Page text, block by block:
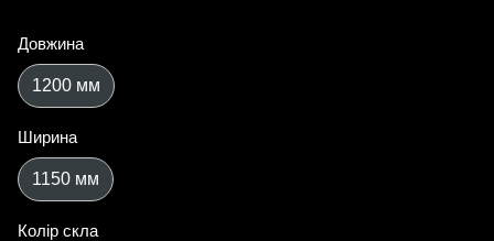
Довжина
1200 мм
Ширина
1150 мм
Колір скла